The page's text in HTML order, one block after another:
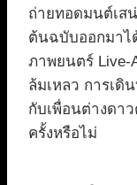
ถ่ายทอดมนต์เส
ต้นฉบับออกมาไ
ภาพยนตร์ Live-
ล้มเหลว การเดิ
กับเพื่อนต่างดา
ครั้งหรือไม่